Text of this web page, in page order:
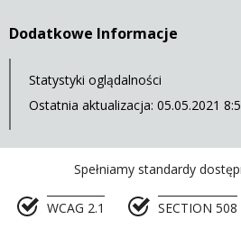
Dodatkowe Informacje
Statystyki oglądalności
Ostatnia aktualizacja: 05.05.2021
Spełniamy standardy
WCAG 2.1 SECTION 508